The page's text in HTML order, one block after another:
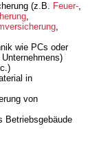
(z.B. Feuer-,
,
,
wie PCs oder
in
von
Betriebsgebäude